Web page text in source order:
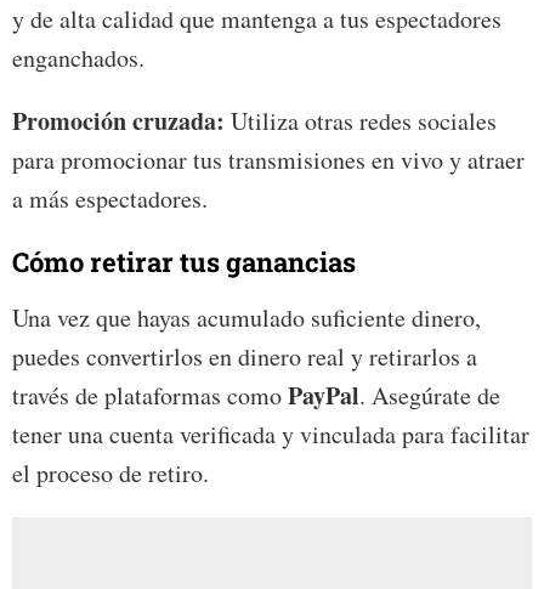
y de alta calidad que mantenga a tus espectadores
enganchados.
Promoción cruzada: Utiliza otras redes sociales
para promocionar tus transmisiones en vivo y atraer
a más espectadores.
Cómo retirar tus ganancias
Una vez que hayas acumulado suficiente dinero,
puedes convertirlos en dinero real y retirarlos a
través de plataformas comoPayPal. Asegúrate de
tener una cuenta verificada y vinculada para facilitar
el proceso de retiro.